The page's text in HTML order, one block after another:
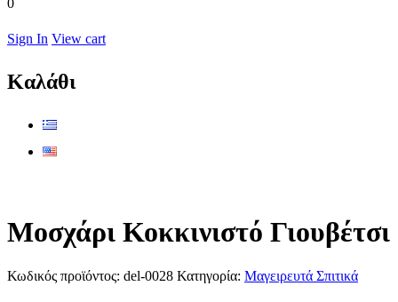
0
Sign In View cart
Καλάθι
Μοσχάρι Κοκκινιστό Γιουβέτσι
Κωδικός προϊόντος: del-0028 Κατηγορία: Μαγειρευτά Σπιτικά